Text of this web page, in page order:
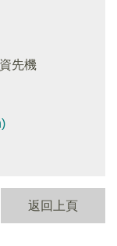
先機
返回上頁